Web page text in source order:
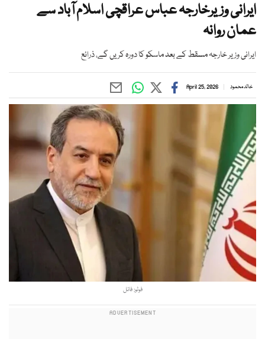
ایرانی وزیرخارجہ عباس عراقچی اسلام آباد سے
عمان روانہ
ایرانی وزیر خارجہ مسقط کے بعد ماسکو کا دورہ کریں گے، ذرائع
خالد محمود April 25, 2026
فوٹو: فائل